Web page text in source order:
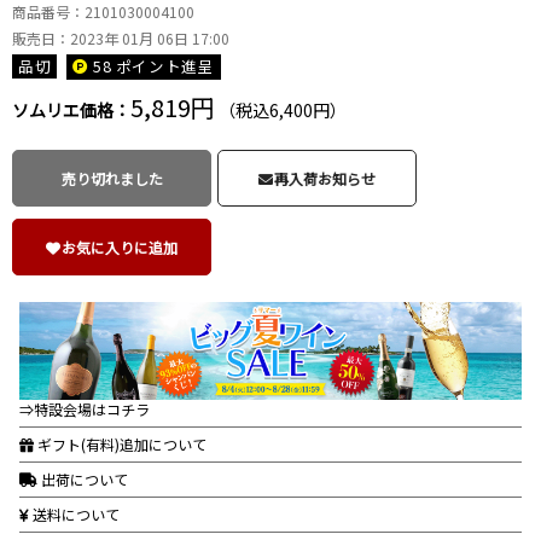
商品番号：2101030004100
販売日：2023年 01月 06日 17:00
品切 58 ポイント進呈
ソムリエ価格： 5,819円 （税込6,400円）
売り切れました 再入荷お知らせ
お気に入りに追加
⇒特設会場はコチラ
ギフト(有料)追加について
出荷について
送料について